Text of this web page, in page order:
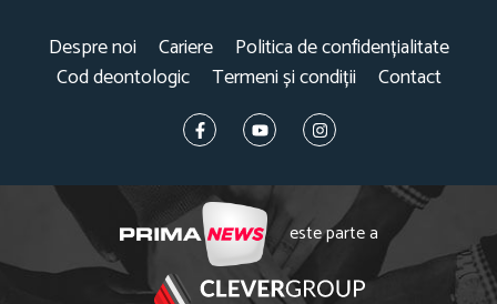
Despre noi Cariere
Politica de confidențialitate
Cod deontologic
Termeni și condiții Contact
este parte a